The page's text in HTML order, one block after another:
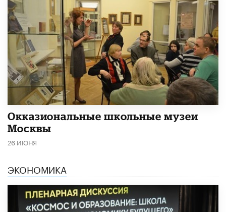
​Окказиональные школьные музеи
Москвы
26 ИЮНЯ
ЭКОНОМИКА